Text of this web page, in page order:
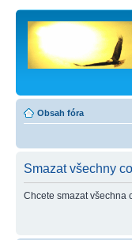
Obsah fóra
Smazat všechny
Chcete smazat všechna